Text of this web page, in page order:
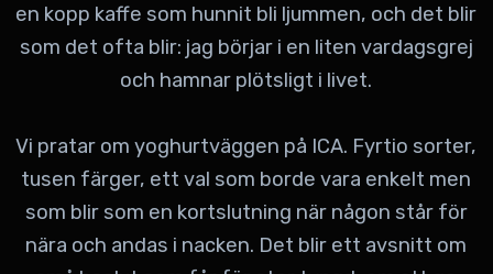
en kopp kaffe som hunnit bli ljummen, och det blir
som det ofta blir: jag börjar i en liten vardagsgrej
och hamnar plötsligt i livet.
Vi pratar om yoghurtväggen på ICA. Fyrtio sorter,
tusen färger, ett val som borde vara enkelt men
som blir som en kortslutning när någon står för
nära och andas i nacken. Det blir ett avsnitt om